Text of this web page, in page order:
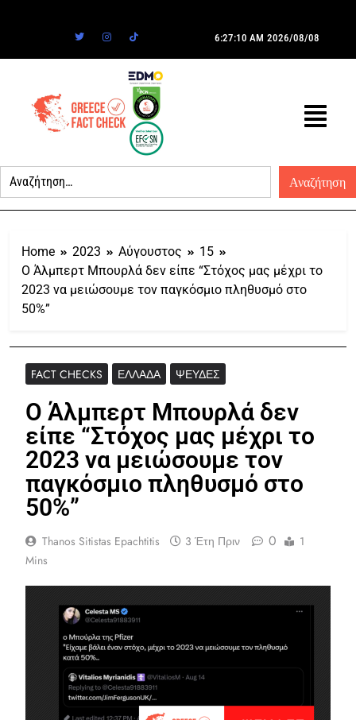
6:27:10 AM 2026/08/08
Home 2023 Αύγουστος
15
Ο Άλμπερτ Μπουρλά δεν είπε “Στόχος μας μέχρι το
2023 να μειώσουμε τον παγκόσμιο πληθυσμό στο
50%”
FACT CHECKS ΕΛΛΆΔΑ ΨΕΥΔΈΣ
Ο Άλμπερτ Μπουρλά δεν
είπε “Στόχος μας μέχρι το
2023 να μειώσουμε τον
παγκόσμιο πληθυσμό στο
50%”
Thanos Sitistas Epachtitis 3 Έτη Πριν 0
1
Mins